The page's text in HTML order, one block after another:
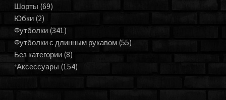
Шорты (69)
Юбки (2)
Футболки (341)
Футболки с длинным рукавом (55)
Без категории (8)
Аксессуары (154)